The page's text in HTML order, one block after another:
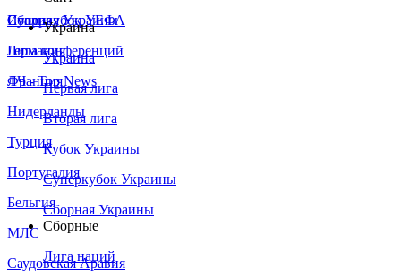
Сборная Украины
Италия
Германия
Франция
Нидерланды
Турция
Португалия
Бельгия
МЛС
Саудовская Аравия
Суперкубок УЕФА
Лига конференций
ЛЧ - Top News
Украина
Украина
Первая лига
Вторая лига
Кубок Украины
Суперкубок Украины
Сборная Украины
Сборные
Лига наций